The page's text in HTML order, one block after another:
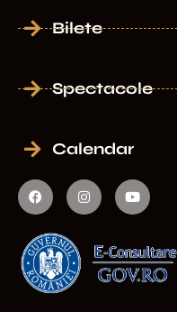
Bilete
Spectacole
Calendar